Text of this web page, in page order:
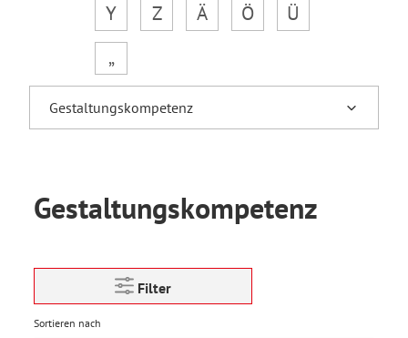
Y
Z Ä Ö
Ü
„
Gestaltungskompetenz
Filter
Sortieren nach